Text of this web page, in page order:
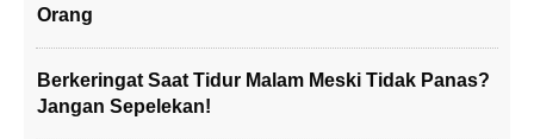
Orang
Berkeringat Saat Tidur Malam Meski Tidak Panas?
Jangan Sepelekan!